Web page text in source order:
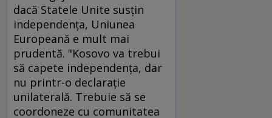
dacă Statele Unite susţin
independenţa, Uniunea
Europeană e mult mai
prudentă. "Kosovo va trebui
să capete independenţa, dar
nu printr-o declaraţie
unilaterală. Trebuie să se
coordoneze cu comunitatea